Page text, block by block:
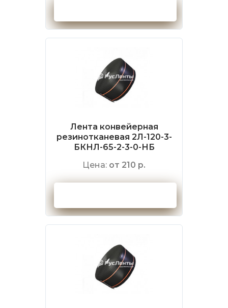
Лента конвейерная
резинотканевая 2Л-120-3-
БКНЛ-65-2-3-0-НБ
Цена: от 210 р.